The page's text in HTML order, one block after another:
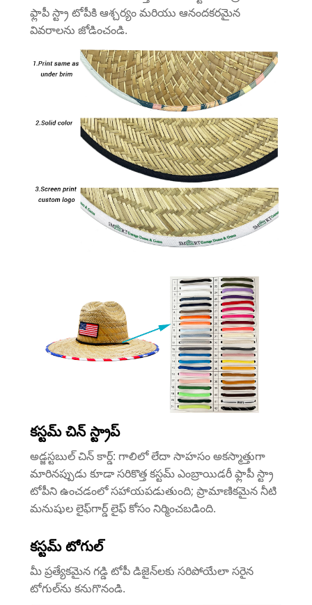
ఫ్లాపీ స్ట్రా టోపీకి ఆశ్చర్యం మరియు ఆనందకరమైన
వివరాలను జోడించండి.
కస్టమ్ చిన్ స్ట్రాప్
అడ్జస్టబుల్ చిన్ కార్డ్: గాలిలో లేదా సాహసం అకస్మాత్తుగా
మారినప్పుడు కూడా సరికొత్త కస్టమ్ ఎంబ్రాయిడరీ ఫ్లాపీ స్ట్రా
టోపీని ఉంచడంలో సహాయపడుతుంది; ప్రామాణికమైన నీటి
మనుషుల లైఫ్‌గార్డ్ లైఫ్ కోసం నిర్మించబడింది.
కస్టమ్ టోగుల్
మీ ప్రత్యేకమైన గడ్డి టోపీ డిజైన్‌లకు సరిపోయేలా సరైన
టోగుల్‌ను కనుగొనండి.